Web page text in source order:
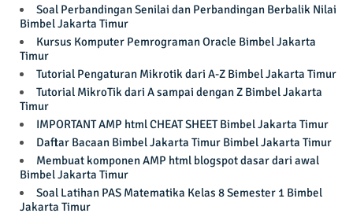
Soal Perbandingan Senilai dan Perbandingan Berbalik Nilai
Bimbel Jakarta Timur
Kursus Komputer Pemrograman Oracle Bimbel Jakarta
Timur
Tutorial Pengaturan Mikrotik dari A-Z Bimbel Jakarta Timur
Tutorial MikroTik dari A sampai dengan Z Bimbel Jakarta
Timur
IMPORTANT AMP html CHEAT SHEET Bimbel Jakarta Timur
Daftar Bacaan Bimbel Jakarta Timur Bimbel Jakarta Timur
Membuat komponen AMP html blogspot dasar dari awal
Bimbel Jakarta Timur
Soal Latihan PAS Matematika Kelas 8 Semester 1 Bimbel
Jakarta Timur